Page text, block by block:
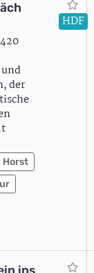
der
Horst
HDF